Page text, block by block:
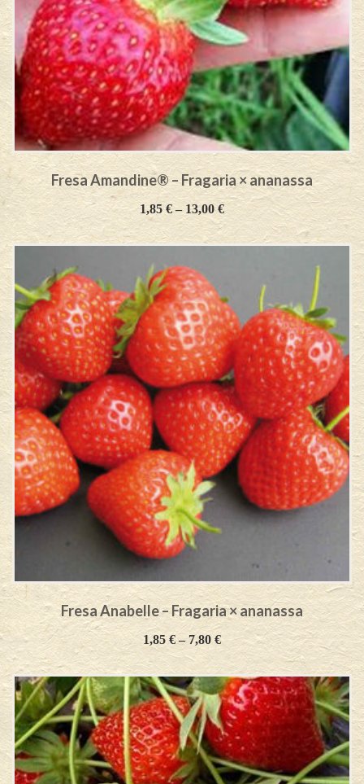
Fresa Amandine® – Fragaria × ananassa
1,85 €– 13,00€
Fresa Anabelle – Fragaria × ananassa
1,85€– 7,80 €